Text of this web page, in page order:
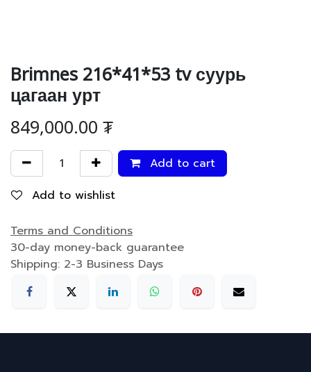
Brimnes 216*41*53 tv суурь
цагаан урт
849,000.00₮
Add to cart
Add to wishlist
Terms and Conditions
30-day money-back guarantee
Shipping: 2-3 Business Days